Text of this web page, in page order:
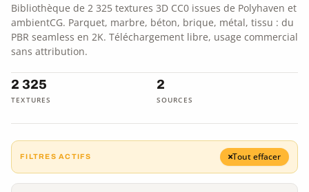
Bibliothèque de 2 325 textures 3D CC0 issues de Polyhaven et
ambientCG. Parquet, marbre, béton, brique, métal, tissu : du
PBR seamless en 2K. Téléchargement libre, usage commercial
sans attribution.
2 325
TEXTURES
2
SOURCES
FILTRES ACTIFS Tout effacer